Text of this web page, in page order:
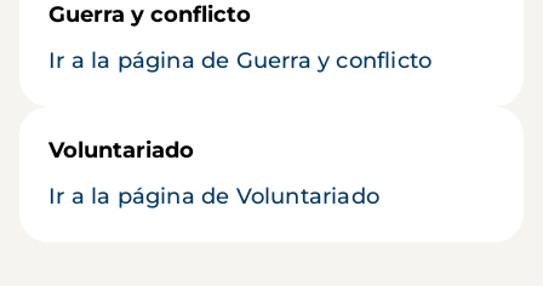
Guerra y conflicto
Ir a la página de Guerra y conflicto
Voluntariado
Ir a la página de Voluntariado